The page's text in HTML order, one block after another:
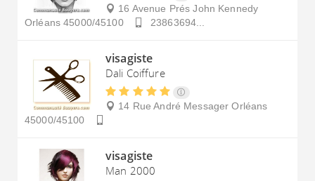
16 Avenue Prés John Kennedy
Orléans 45000/45100 23863694...
visagiste
Dali Coiffure
14 Rue André Messager Orléans
45000/45100
visagiste
Man 2000